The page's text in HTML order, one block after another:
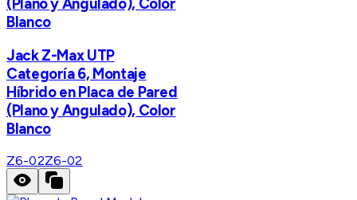
(Plano y Angulado), Color
Blanco
Jack Z-Max UTP
Categoría 6, Montaje
Híbrido en Placa de Pared
(Plano y Angulado), Color
Blanco
Z6-02Z6-02